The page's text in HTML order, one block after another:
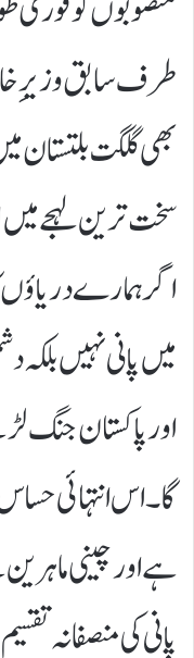
طرف سابق وزیرِ
بھی گلگت
سخت ترین لہجے
اگر ہمارے دریاؤں
اور پاکستان جنگ
گا۔ اس انتہائی
ہے اور چینی
پانی کی منصفانہ